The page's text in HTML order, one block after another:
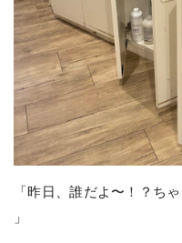
「昨日、誰だよ〜！？ち
」